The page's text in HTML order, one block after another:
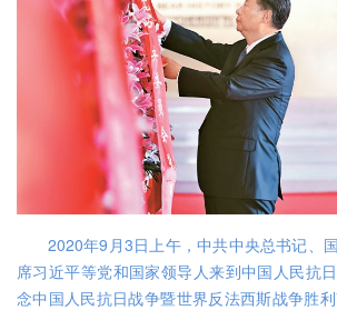
2020年9月3日上午，中共中央总书记、
席习近平等党和国家领导人来到中国人民抗
念中国人民抗日战争暨世界反法西斯战争胜